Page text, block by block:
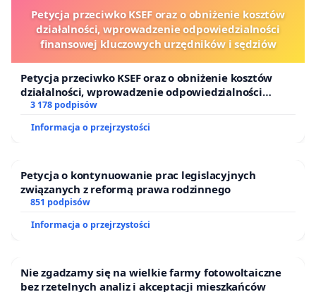
Petycja przeciwko KSEF oraz o obniżenie kosztów
działalności, wprowadzenie odpowiedzialności
finansowej kluczowych urzędników i sędziów
Petycja przeciwko KSEF oraz o obniżenie kosztów
działalności, wprowadzenie odpowiedzialności
finansowej kluczowych urzędników i sędziów
3 178 podpisów
Informacja o przejrzystości
Petycja o kontynuowanie prac legislacyjnych
związanych z reformą prawa rodzinnego
851 podpisów
Informacja o przejrzystości
Nie zgadzamy się na wielkie farmy fotowoltaiczne
bez rzetelnych analiz i akceptacji mieszkańców